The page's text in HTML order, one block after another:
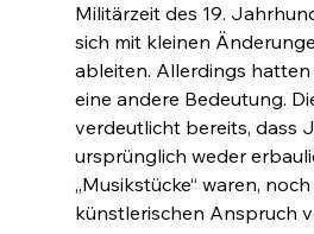
Militärzeit des 19.
sich mit kleinen
ableiten. Allerdings
eine andere Bedeutung.
verdeutlicht bereits, dass
ursprünglich weder
„Musikstücke“ waren,
künstlerischen Anspruch